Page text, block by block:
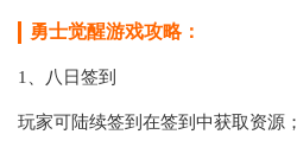
勇士觉醒游戏攻略：
1、八日签到
玩家可陆续签到在签到中获取资源；